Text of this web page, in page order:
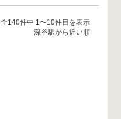
全140件中 1〜10件目を表示
深谷駅から近い順